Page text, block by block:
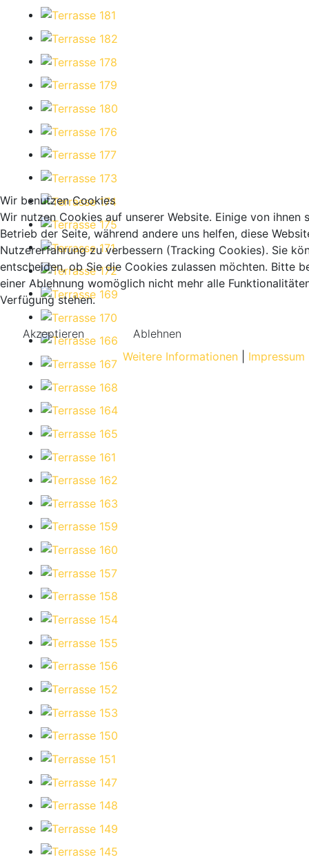
Wir benutzen Cookies
Wir nutzen Cookies auf unserer Website. Einige von ihnen
Betrieb der Seite, während andere uns helfen, diese
Nutzererfahrung zu verbessern (Tracking Cookies). Sie
entscheiden, ob Sie die Cookies zulassen möchten. Bitte
einer Ablehnung womöglich nicht mehr alle
Verfügung stehen.
Akzeptieren
Ablehnen
Weitere Informationen| Impressum